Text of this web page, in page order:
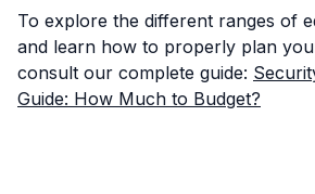
To explore the different ranges of
and learn how to properly plan
consult our complete guide:
Guide: How Much to Budget?